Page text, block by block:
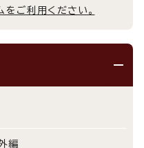
ご利用ください。
編